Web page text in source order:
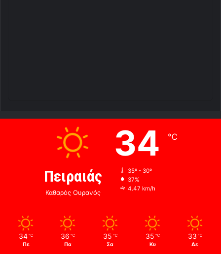
Πειραιάς
Καθαρός Ουρανός
34 ℃
35º - 30º
37%
4.47 km/h
34 ℃
Πε
36 ℃
Πα
35 ℃
Σα
35 ℃
Κυ
33 ℃
Δε